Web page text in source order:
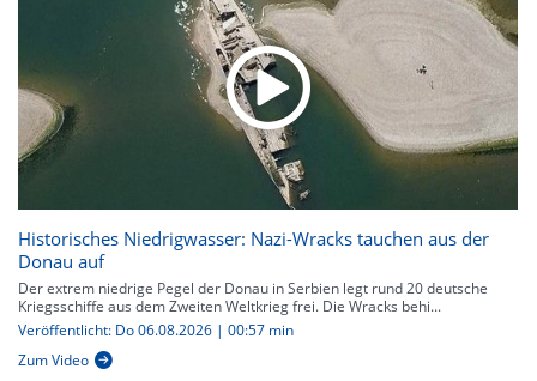
Historisches Niedrigwasser: Nazi-Wracks tauchen aus der
Donau auf
Der extrem niedrige Pegel der Donau in Serbien legt rund 20 deutsche
Kriegsschiffe aus dem Zweiten Weltkrieg frei. Die Wracks behi...
Veröffentlicht: Do 06.08.2026 | 00:57 min
Zum Video